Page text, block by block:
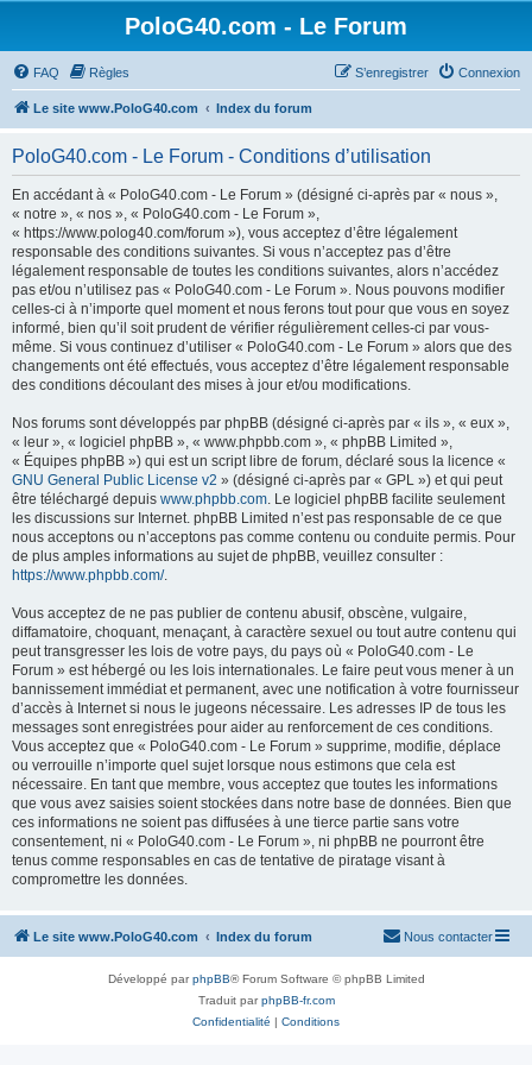
PoloG40.com - Le Forum
FAQ Règles Connexion
S’enregistrer
Le site www.PoloG40.com Index du forum
PoloG40.com - Le Forum - Conditions d’utilisation
En accédant à « PoloG40.com - Le Forum » (désigné ci-après par « nous »,
« notre », « nos », « PoloG40.com - Le Forum »,
« https://www.polog40.com/forum »), vous acceptez d’être légalement
responsable des conditions suivantes. Si vous n’acceptez pas d’être
légalement responsable de toutes les conditions suivantes, alors n’accédez
pas et/ou n’utilisez pas « PoloG40.com - Le Forum ». Nous pouvons modifier
celles-ci à n’importe quel moment et nous ferons tout pour que vous en soyez
informé, bien qu’il soit prudent de vérifier régulièrement celles-ci par vous-
même. Si vous continuez d’utiliser « PoloG40.com - Le Forum » alors que des
changements ont été effectués, vous acceptez d’être légalement responsable
des conditions découlant des mises à jour et/ou modifications.
Nos forums sont développés par phpBB (désigné ci-après par « ils », « eux »,
« leur », « logiciel phpBB », « www.phpbb.com », « phpBB Limited »,
« Équipes phpBB ») qui est un script libre de forum, déclaré sous la licence «
GNU General Public License v2 » (désigné ci-après par « GPL ») et qui peut
être téléchargé depuis www.phpbb.com. Le logiciel phpBB facilite seulement
les discussions sur Internet. phpBB Limited n’est pas responsable de ce que
nous acceptons ou n’acceptons pas comme contenu ou conduite permis. Pour
de plus amples informations au sujet de phpBB, veuillez consulter :
https://www.phpbb.com/.
Vous acceptez de ne pas publier de contenu abusif, obscène, vulgaire,
diffamatoire, choquant, menaçant, à caractère sexuel ou tout autre contenu qui
peut transgresser les lois de votre pays, du pays où « PoloG40.com - Le
Forum » est hébergé ou les lois internationales. Le faire peut vous mener à un
bannissement immédiat et permanent, avec une notification à votre fournisseur
d’accès à Internet si nous le jugeons nécessaire. Les adresses IP de tous les
messages sont enregistrées pour aider au renforcement de ces conditions.
Vous acceptez que « PoloG40.com - Le Forum » supprime, modifie, déplace
ou verrouille n’importe quel sujet lorsque nous estimons que cela est
nécessaire. En tant que membre, vous acceptez que toutes les informations
que vous avez saisies soient stockées dans notre base de données. Bien que
ces informations ne soient pas diffusées à une tierce partie sans votre
consentement, ni « PoloG40.com - Le Forum », ni phpBB ne pourront être
tenus comme responsables en cas de tentative de piratage visant à
compromettre les données.
Le site www.PoloG40.com Index du forum Nous contacter
Développé parphpBB® Forum Software © phpBB Limited
Traduit parphpBB-fr.com
Confidentialité | Conditions